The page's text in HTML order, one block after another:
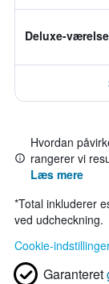
Deluxe-
Hvordan
rangerer vi
Læs mere
*Total inkluderer
ved udcheckning.
Cookie-
Garanteret